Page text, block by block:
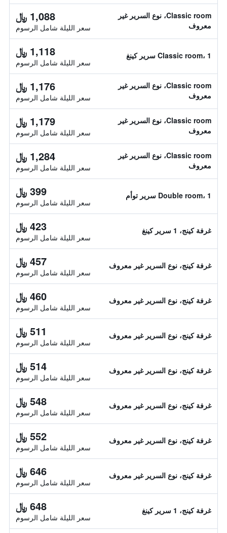
Classic room، نوع السرير غير
معروف
1,088 ﷼
سعر الليلة شامل الرسوم
Classic room، 1 سرير كينغ 1,118 ﷼
سعر الليلة شامل الرسوم
Classic room، نوع السرير غير
معروف
1,176 ﷼
سعر الليلة شامل الرسوم
Classic room، نوع السرير غير
معروف
1,179 ﷼
سعر الليلة شامل الرسوم
Classic room، نوع السرير غير
معروف
1,284 ﷼
سعر الليلة شامل الرسوم
Double room، 1 سرير توأم 399 ﷼
سعر الليلة شامل الرسوم
غرفة كينج، 1 سرير كينغ 423 ﷼
سعر الليلة شامل الرسوم
غرفة كينج، نوع السرير غير معروف 457 ﷼
سعر الليلة شامل الرسوم
غرفة كينج، نوع السرير غير معروف 460 ﷼
سعر الليلة شامل الرسوم
غرفة كينج، نوع السرير غير معروف 511 ﷼
سعر الليلة شامل الرسوم
غرفة كينج، نوع السرير غير معروف 514 ﷼
سعر الليلة شامل الرسوم
غرفة كينج، نوع السرير غير معروف 548 ﷼
سعر الليلة شامل الرسوم
غرفة كينج، نوع السرير غير معروف 552 ﷼
سعر الليلة شامل الرسوم
غرفة كينج، نوع السرير غير معروف 646 ﷼
سعر الليلة شامل الرسوم
غرفة كينج، 1 سرير كينغ 648 ﷼
سعر الليلة شامل الرسوم